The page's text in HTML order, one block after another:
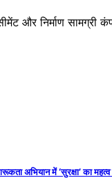
और निर्माण सामग्री
अभियान में ‘सुरक्षा’ का महत्व